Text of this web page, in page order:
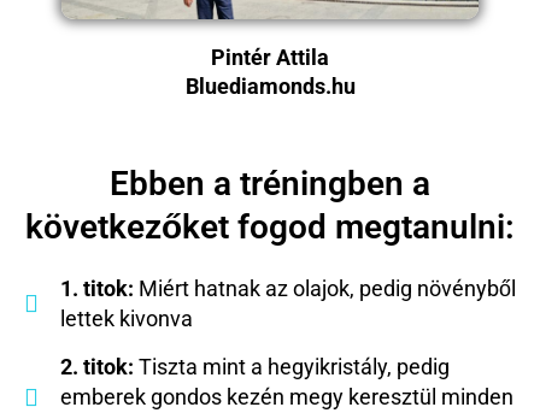
Pintér Attila
Bluediamonds.hu
Ebben a tréningben a
következőket fogod megtanulni:
1. titok: Miért hatnak az olajok, pedig növényből
lettek kivonva
2. titok: Tiszta mint a hegyikristály, pedig
emberek gondos kezén megy keresztül minden